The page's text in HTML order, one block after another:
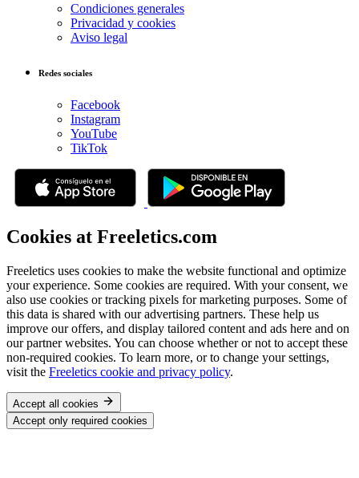
Condiciones generales
Privacidad y cookies
Aviso legal
Redes sociales
Facebook
Instagram
YouTube
TikTok
Cookies at Freeletics.com
Freeletics uses cookies to make the website functional and optimize
your experience. Some cookies are required. With your consent, we
also use cookies or tracking pixels for marketing purposes. Some of
this data is shared with our advertising partners. These help us
improve our offers, and display tailored content and ads here and on
our partner websites. You can choose whether or not to accept these
non-required cookies. To learn more, or to change your settings,
visit the Freeletics cookie and privacy policy.
Accept all cookies
Accept only required cookies